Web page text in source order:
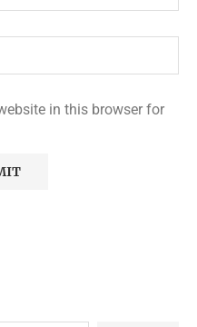
in this browser for